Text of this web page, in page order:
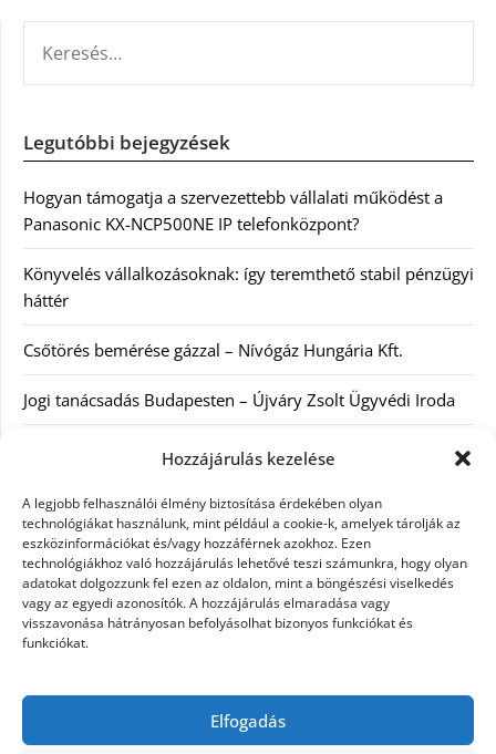
Hozzájárulás kezelése
A legjobb felhasználói élmény biztosítása érdekében olyan
technológiákat használunk, mint például a cookie-k, amelyek tárolják az
eszközinformációkat és/vagy hozzáférnek azokhoz. Ezen
technológiákhoz való hozzájárulás lehetővé teszi számunkra, hogy olyan
adatokat dolgozzunk fel ezen az oldalon, mint a böngészési viselkedés
vagy az egyedi azonosítók. A hozzájárulás elmaradása vagy
visszavonása hátrányosan befolyásolhat bizonyos funkciókat és
funkciókat.
Elfogadás
Legutóbbi bejegyzések
Hogyan támogatja a szervezettebb vállalati működést a
Panasonic KX-NCP500NE IP telefonközpont?
Könyvelés vállalkozásoknak: így teremthető stabil pénzügyi
háttér
Csőtörés bemérése gázzal – Nívógáz Hungária Kft.
Jogi tanácsadás Budapesten – Újváry Zsolt Ügyvédi Iroda
Arckrémek – mit érdemes tudni az öregedés lassításáról és
Kategóriák
Egyéb kategória
Szolgáltatás
Szórakozás